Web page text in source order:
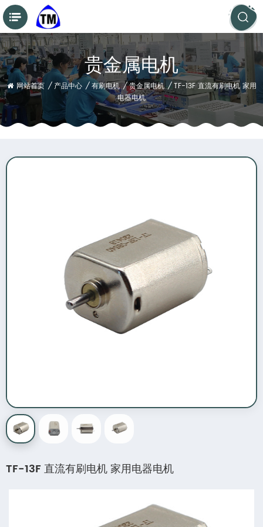
贵金属电机
网站首页 / 产品中心 / 有刷电机 / 贵金属电机 / TF-13F 直流有刷电机 家用
电器电机
TF-13F 直流有刷电机 家用电器电机